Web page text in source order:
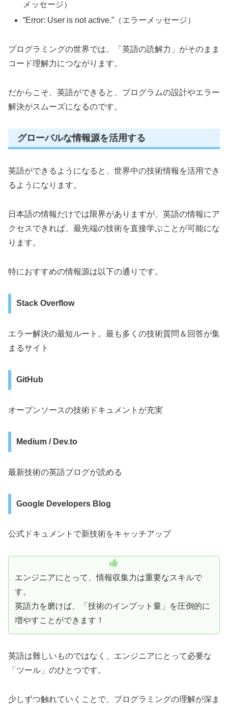
メッセージ）
“Error: User is not active.”（エラーメッセージ）
プログラミングの世界では、「英語の読解力」がそのまま
コード理解力につながります。
だからこそ、英語ができると、プログラムの設計やエラー
解決がスムーズになるのです。
グローバルな情報源を活用する
英語ができるようになると、世界中の技術情報を活用でき
るようになります。
日本語の情報だけでは限界がありますが、英語の情報にア
クセスできれば、最先端の技術を直接学ぶことが可能にな
ります。
特におすすめの情報源は以下の通りです。
Stack Overflow
エラー解決の最短ルート。最も多くの技術質問＆回答が集
まるサイト
GitHub
オープンソースの技術ドキュメントが充実
Medium / Dev.to
最新技術の英語ブログが読める
Google Developers Blog
公式ドキュメントで新技術をキャッチアップ
エンジニアにとって、情報収集力は重要なスキルで
す。
英語力を磨けば、「技術のインプット量」を圧倒的に
増やすことができます！
英語は難しいものではなく、エンジニアにとって必要な
「ツール」のひとつです。
少しずつ触れていくことで、プログラミングの理解が深ま